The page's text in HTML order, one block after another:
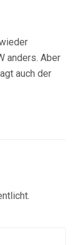
anders. Aber
auch der